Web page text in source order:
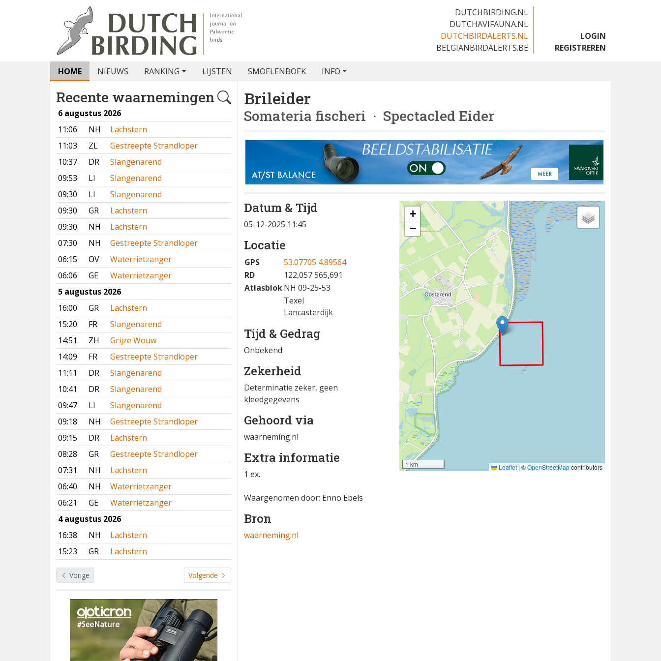
DUTCHBIRDING.NL
DUTCHAVIFAUNA.NL
DUTCHBIRDALERTS.NL
BELGIANBIRDALERTS.BE
LOGIN
REGISTREREN
HOME NIEUWS RANKING LIJSTEN SMOELENBOEK INFO
Recente waarnemingen
6 augustus 2026
11:06
NH
Lachstern
11:03
ZL
Gestreepte Strandloper
10:37
DR
Slangenarend
09:53
LI
Slangenarend
09:30
LI
Slangenarend
09:30
GR
Lachstern
09:30
NH
Lachstern
07:30
NH
Gestreepte Strandloper
06:15
OV
Waterrietzanger
06:06
GE
Waterrietzanger
5 augustus 2026
16:00
GR
Lachstern
15:20
FR
Slangenarend
14:51
ZH
Grijze Wouw
14:09
FR
Gestreepte Strandloper
11:11
DR
Slangenarend
10:41
DR
Slangenarend
09:47
LI
Slangenarend
09:18
NH
Gestreepte Strandloper
09:15
DR
Lachstern
08:28
GR
Gestreepte Strandloper
07:31
NH
Lachstern
06:40
NH
Waterrietzanger
06:21
GE
Waterrietzanger
4 augustus 2026
16:38
NH
Lachstern
15:23
GR Lachstern
Vorige Volgende
Brileider
Somateria fischeri · Spectacled Eider
Datum & Tijd
05-12-2025 11:45
Locatie
GPS
53.07705 4.89564
RD
122,057 565,691
AtlasblokNH 09-25-53
Texel
Lancasterdijk
Tijd & Gedrag
Onbekend
Zekerheid
Determinatie zeker, geen
kleedgegevens
Gehoord via
waarneming.nl
Extra informatie
1 ex.
Waargenomen door: Enno Ebels
Bron
waarneming.nl
+
−
1 km Leaflet | ©OpenStreetMapcontributors